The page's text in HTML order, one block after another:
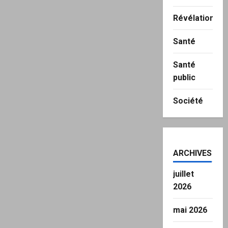
Révélation
Santé
Santé
public
Société
ARCHIVES
juillet
2026
mai 2026